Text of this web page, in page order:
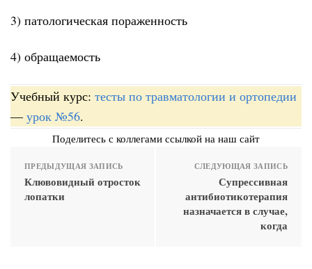
3) патологическая пораженность
4) обращаемость
Учебный курс: тесты по травматологии и ортопедии
— урок №56.
Поделитесь с коллегами ссылкой на наш сайт
ПРЕДЫДУЩАЯ ЗАПИСЬ
Клювовидный отросток
лопатки
СЛЕДУЮЩАЯ ЗАПИСЬ
Супрессивная
антибиотикотерапия
назначается в случае,
когда